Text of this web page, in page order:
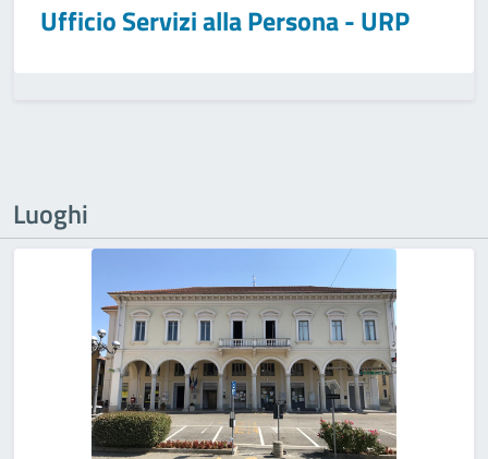
Ufficio Servizi alla Persona - URP
Luoghi